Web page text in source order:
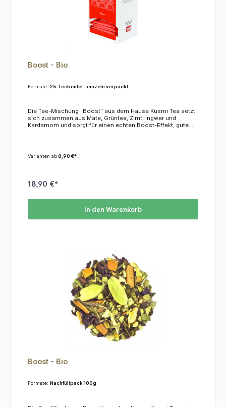
Boost - Bio
Formate: 25 Teebeutel - einzeln verpackt
Die Tee-Mischung "Boost" aus dem Hause Kusmi Tea setzt
sich zusammen aus Mate, Grüntee, Zimt, Ingwer und
Kardamom und sorgt für einen echten Boost-Effekt, gute
aktivierende Wirkung, Grüntee hat einen hohen Vitamin
Gehalt sowie antioxidative Wirkung. Die Gewürzmischung
Koffein.ZutatenGrüner Tee, Mate, Zimt, Ingwer, Kardamom,
natürliches Aroma
Varianten ab8,90 €*
18,90 €*
In den Warenkorb
Boost - Bio
Formate: Nachfüllpack 100g